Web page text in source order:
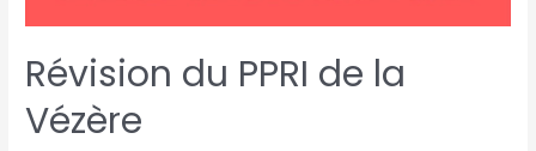
Révision du PPRI de la
Vézère